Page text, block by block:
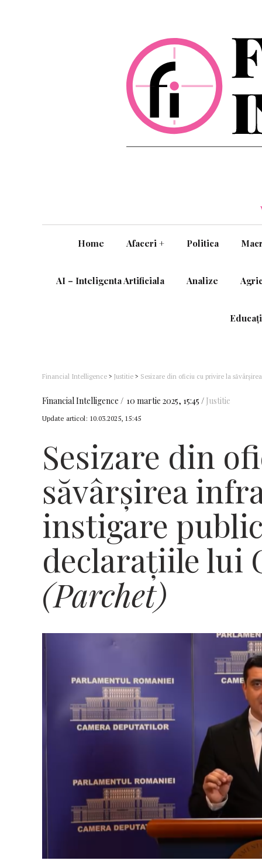
Home Afaceri + Politica
AI – Inteligenta Artificiala Analize
Financial Intelligence > Justitie > Sesizare din oficiu cu privire la
Financial Intelligence 10 martie 2025, 15:45 Justitie
Update articol: 10.03.2025, 15:45
Sesizare din
săvârșirea
instigare
declarațiile lui
(Parchet)